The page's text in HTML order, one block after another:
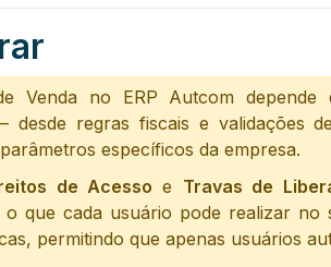
Venda no ERP Autcom depende
desde regras fiscais e validações
específicos da empresa.
de Acesso e Travas de
o que cada usuário pode realizar
permitindo que apenas usuários